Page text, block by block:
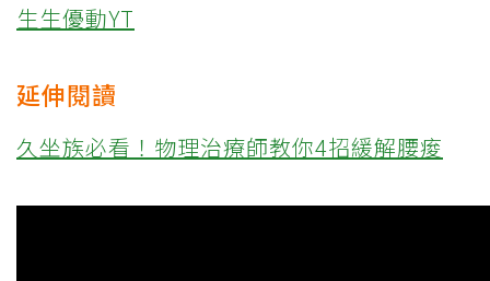
生生優動YT
延伸閱讀
久坐族必看！物理治療師教你4招緩解腰痠